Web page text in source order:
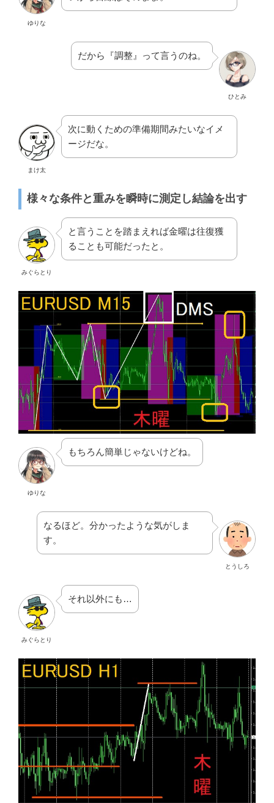
ゆりな
ひとみ
だから『調整』って言うのね。
まけ太
次に動くための準備期間みたいなイメ
ージだな。
様々な条件と重みを瞬時に測定し結論を出す
みぐらとり
と言うことを踏まえれば金曜は往復獲
ることも可能だったと。
ゆりな
もちろん簡単じゃないけどね。
とうしろ
なるほど。分かったような気がしま
す。
みぐらとり
それ以外にも…